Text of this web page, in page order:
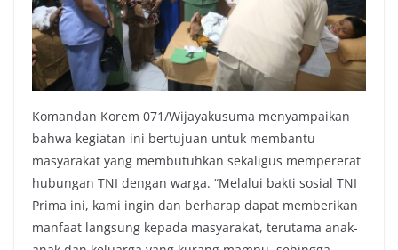
Komandan Korem 071/Wijayakusuma menyampaikan
bahwa kegiatan ini bertujuan untuk membantu
masyarakat yang membutuhkan sekaligus mempererat
hubungan TNI dengan warga. “Melalui bakti sosial TNI
Prima ini, kami ingin dan berharap dapat memberikan
manfaat langsung kepada masyarakat, terutama anak-